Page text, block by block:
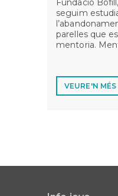
Fundació
seguim
parelles que
mentoria.
VEURE'N MÉS